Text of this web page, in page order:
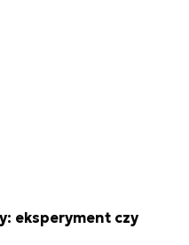
eksperyment czy